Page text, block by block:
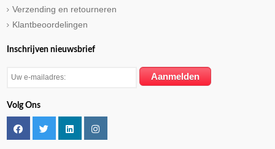
Verzending en retourneren
Klantbeoordelingen
Inschrijven nieuwsbrief
Volg Ons